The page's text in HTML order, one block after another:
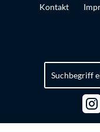
Kontakt
nach: